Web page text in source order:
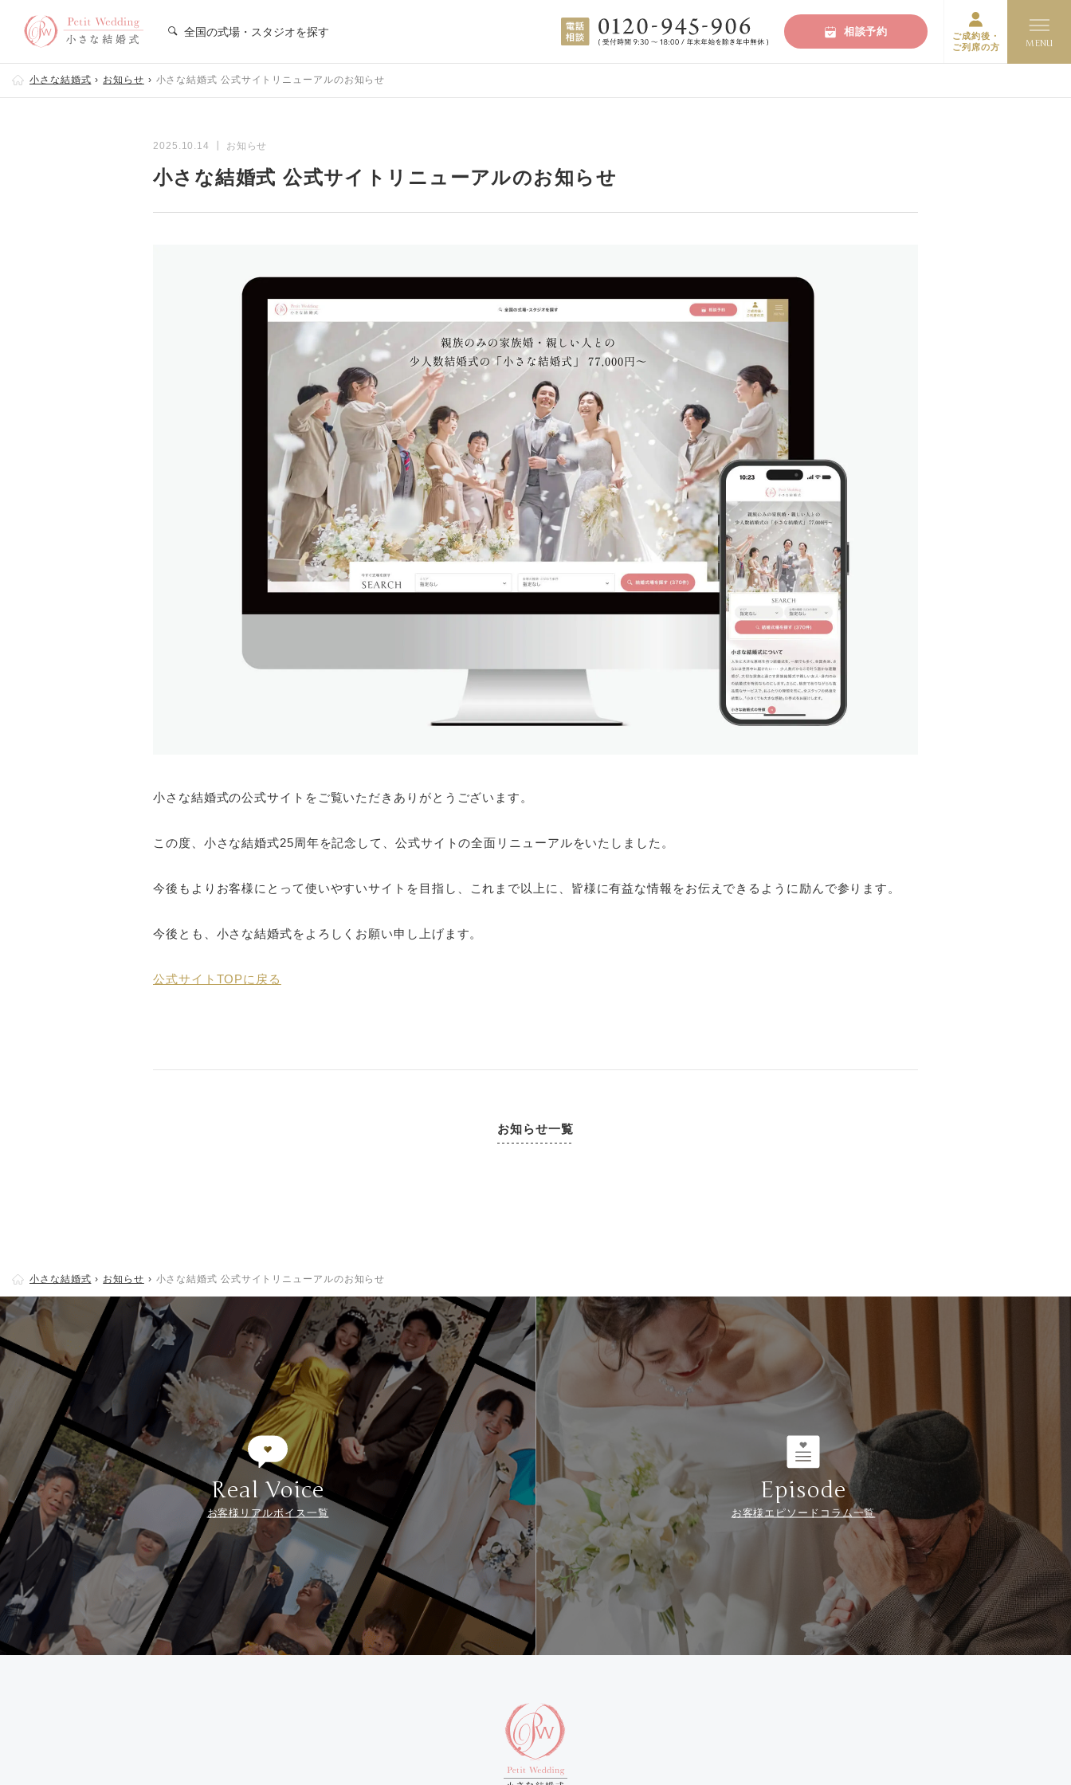
全国の式場・スタジオを探す 相談予約
ご成約後・
ご列席の方
小さな結婚式 お知らせ 小さな結婚式 公式サイトリニューアルのお知らせ
2025.10.14 ┃ お知らせ
小さな結婚式 公式サイトリニューアルのお知らせ
小さな結婚式の公式サイトをご覧いただきありがとうございます。
この度、小さな結婚式25周年を記念して、公式サイトの全面リニューアルをいたしました。
今後もよりお客様にとって使いやすいサイトを目指し、 これまで以上に、皆様に有益な情報をお伝えできるように励んで参ります。
今後とも、小さな結婚式をよろしくお願い申し上げます。
公式サイトTOPに戻る
お知らせ一覧
小さな結婚式 お知らせ 小さな結婚式 公式サイトリニューアルのお知らせ
Real Voice
お客様リアルボイス一覧
Episode
お客様エピソードコラム一覧